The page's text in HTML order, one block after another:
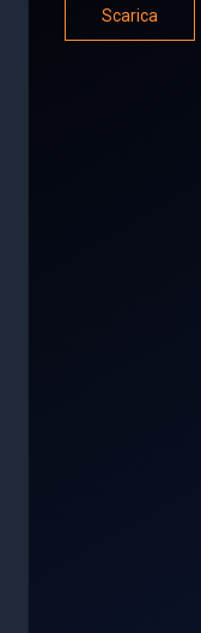
Scarica